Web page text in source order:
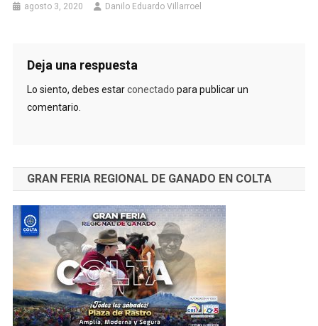
agosto 3, 2020 Danilo Eduardo Villarroel
Deja una respuesta
Lo siento, debes estarconectado para publicar un
comentario.
GRAN FERIA REGIONAL DE GANADO EN COLTA